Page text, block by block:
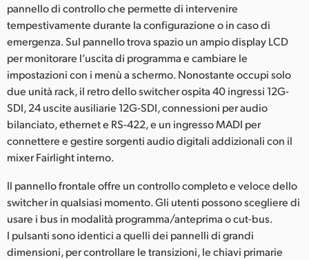
Singapore
South Africa
Spain
Sweden
Chinese Taipei
Turkey
UAE
Ukraine
United Kingdom
pannello di controllo che permette di intervenire
tempestivamente durante la configurazione o in caso di
emergenza. Sul pannello trova spazio un ampio display LCD
per monitorare l’uscita di programma e cambiare le
impostazioni con i menù a schermo. Nonostante occupi solo
due unità rack, il retro dello switcher ospita 40 ingressi 12G-
SDI, 24 uscite ausiliarie 12G-SDI, connessioni per audio
bilanciato, ethernet e RS-422, e un ingresso MADI per
connettere e gestire sorgenti audio digitali addizionali con il
mixer Fairlight interno.
Il pannello frontale offre un controllo completo e veloce dello
switcher in qualsiasi momento. Gli utenti possono scegliere di
usare i bus in modalità programma/anteprima o cut-bus.
I pulsanti sono identici a quelli dei pannelli di grandi
dimensioni, per controllare le transizioni, le chiavi primarie